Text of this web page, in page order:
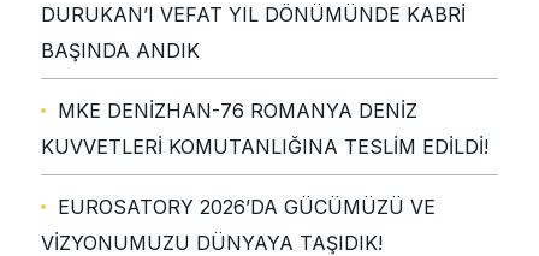
DURUKAN’I VEFAT YIL DÖNÜMÜNDE KABRİ
BAŞINDA ANDIK
MKE DENİZHAN-76 ROMANYA DENİZ
KUVVETLERİ KOMUTANLIĞINA TESLİM EDİLDİ!
EUROSATORY 2026’DA GÜCÜMÜZÜ VE
VİZYONUMUZU DÜNYAYA TAŞIDIK!